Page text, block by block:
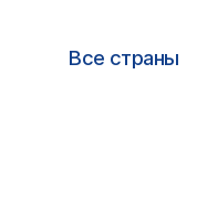
Все страны